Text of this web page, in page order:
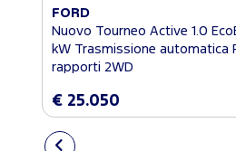
FORD
Nuovo Tourneo Active 1.0
kW Trasmissione automatica
rapporti 2WD
€ 25.050